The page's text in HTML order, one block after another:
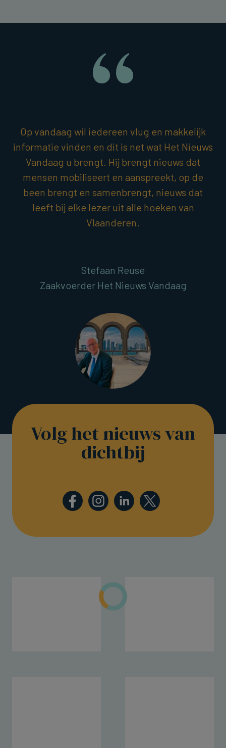
Op vandaag wil iedereen vlug en makkelijk
informatie vinden en dit is net wat Het Nieuws
Vandaag u brengt. Hij brengt nieuws dat
mensen mobiliseert en aanspreekt, op de
been brengt en samenbrengt, nieuws dat
leeft bij elke lezer uit alle hoeken van
Vlaanderen.
Stefaan Reuse
Zaakvoerder Het Nieuws Vandaag
Volg het nieuws van
dichtbij